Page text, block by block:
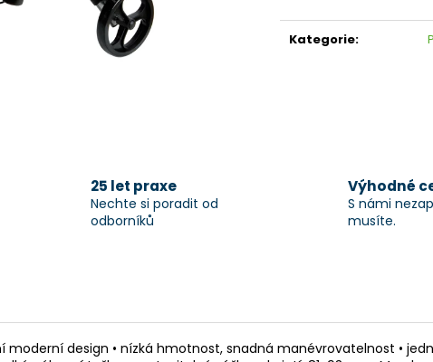
cena:
Kategorie:
25 let praxe
Nechte si poradit od
odborníků
Výhodné
S námi
musíte.
design • nízká hmotnost, snadná manévrovatelnost •